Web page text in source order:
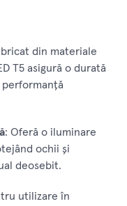
din materiale
T5 asigură o durată
performanță
: Oferă o iluminare
ochii și
deosebit.
utilizare în